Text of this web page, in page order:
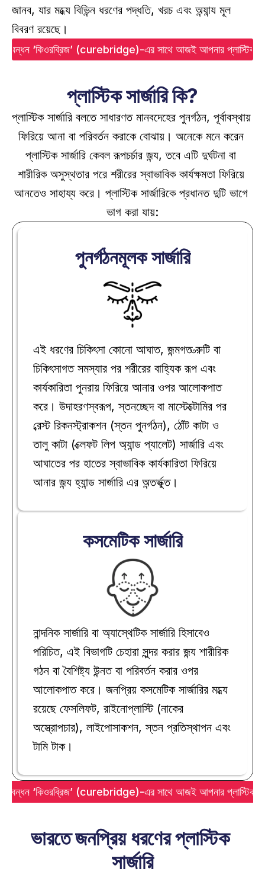
জানব, যার মধ্যে বিভিন্ন ধরণের পদ্ধতি, খরচ এবং অন্যান্য মূল
বিবরণ রয়েছে।
মেলবন্ধন ‘কিওরব্রিজ’ (curebridge)-এর সাথে আজই আপনার প্লাস্টিক
প্লাস্টিক সার্জারি কি?
প্লাস্টিক সার্জারি বলতে সাধারণত মানবদেহের পুনর্গঠন, পূর্বাবস্থায়
ফিরিয়ে আনা বা পরিবর্তন করাকে বোঝায়। অনেকে মনে করেন
প্লাস্টিক সার্জারি কেবল রূপচর্চার জন্য, তবে এটি দুর্ঘটনা বা
শারীরিক অসুস্থতার পরে শরীরের স্বাভাবিক কার্যক্ষমতা ফিরিয়ে
আনতেও সাহায্য করে। প্লাস্টিক সার্জারিকে প্রধানত দুটি ভাগে
ভাগ করা যায়:
পুনর্গঠনমূলক সার্জারি
এই ধরণের চিকিৎসা কোনো আঘাত, জন্মগত ত্রুটি বা
চিকিৎসাগত সমস্যার পর শরীরের বাহ্যিক রূপ এবং
কার্যকারিতা পুনরায় ফিরিয়ে আনার ওপর আলোকপাত
করে। উদাহরণস্বরূপ, স্তনচ্ছেদ বা মাস্টেক্টোমির পর
ব্রেস্ট রিকনস্ট্রাকশন (স্তন পুনর্গঠন), ঠোঁট কাটা ও
তালু কাটা (ক্লেফট লিপ অ্যান্ড প্যালেট) সার্জারি এবং
আঘাতের পর হাতের স্বাভাবিক কার্যকারিতা ফিরিয়ে
আনার জন্য হ্যান্ড সার্জারি এর অন্তর্ভুক্ত।
কসমেটিক সার্জারি
নান্দনিক সার্জারি বা অ্যাস্থেটিক সার্জারি হিসাবেও
পরিচিত, এই বিভাগটি চেহারা সুন্দর করার জন্য শারীরিক
গঠন বা বৈশিষ্ট্য উন্নত বা পরিবর্তন করার ওপর
আলোকপাত করে। জনপ্রিয় কসমেটিক সার্জারির মধ্যে
রয়েছে ফেসলিফট, রাইনোপ্লাস্টি (নাকের
অস্ত্রোপচার), লাইপোসাকশন, স্তন প্রতিস্থাপন এবং
টামি টাক।
মেলবন্ধন ‘কিওরব্রিজ’ (curebridge)-এর সাথে আজই আপনার প্লাস্টিক
ভারতে জনপ্রিয় ধরণের প্লাস্টিক
সার্জারি